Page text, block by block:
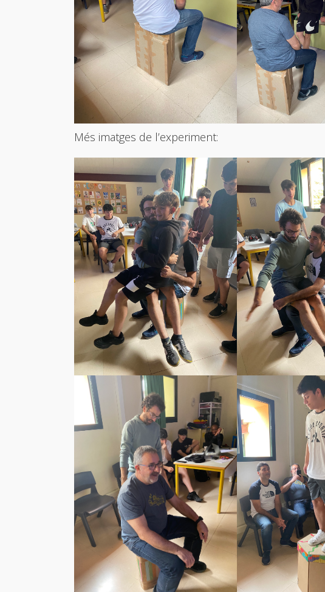
Més imatges de l’experiment: